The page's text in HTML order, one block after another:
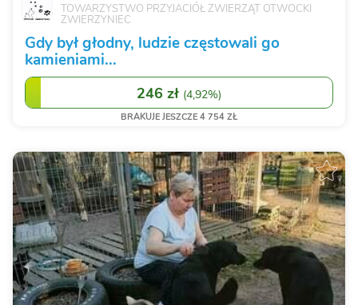
TOWARZYSTWO PRZYJACIÓŁ ZWIERZĄT OTWOCKI
ZWIERZYNIEC
Gdy był głodny, ludzie częstowali go
kamieniami...
246 zł (4,92%)
BRAKUJE JESZCZE 4 754 ZŁ